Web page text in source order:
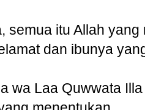
semua itu Allah
dan ibunya
wa Laa Quwwata